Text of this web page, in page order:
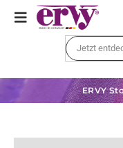
ERVY